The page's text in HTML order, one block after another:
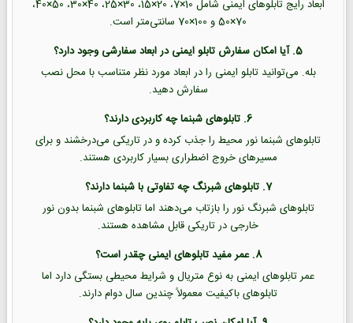
ابعاد رایج تابلوهای ایمنی شامل 10×7، 20×15، 30×25، 40×30، 50×40،
70×50 و 100×70 سانتی‌متر است.
5. آیا امکان سفارش تابلو ایمنی در ابعاد سفارشی وجود دارد؟
بله. می‌توانید تابلو ایمنی را در ابعاد مورد نظر متناسب با محل نصب
سفارش دهید.
6. تابلوهای شبنما چه کاربردی دارند؟
تابلوهای شبنما نور محیط را جذب کرده و در تاریکی می‌درخشند و برای
مسیرهای خروج اضطراری بسیار کاربردی هستند.
7. تابلوهای شبرنگ چه تفاوتی با شبنما دارند؟
تابلوهای شبرنگ نور را بازتاب می‌دهند اما تابلوهای شبنما بدون نور
خارجی در تاریکی قابل مشاهده هستند.
8. عمر مفید تابلوهای ایمنی چقدر است؟
عمر تابلوهای ایمنی به نوع متریال و شرایط محیطی بستگی دارد اما
تابلوهای باکیفیت معمولاً چندین سال دوام دارند.